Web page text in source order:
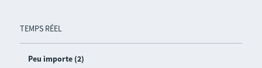
TEMPS RÉEL
Peu importe (2)